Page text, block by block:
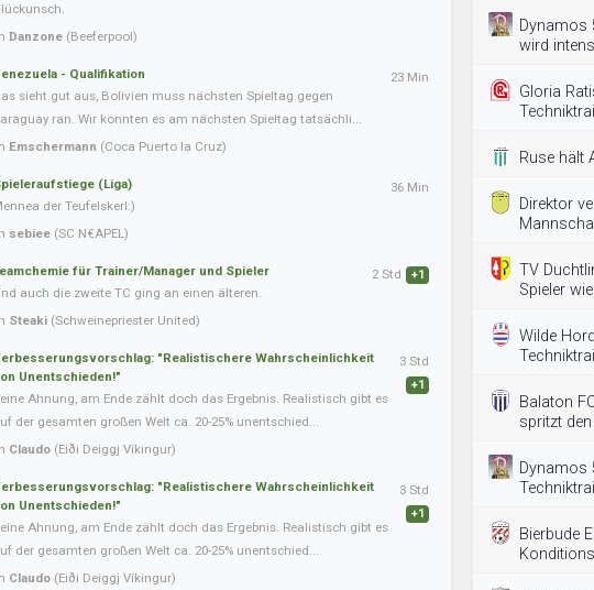
Danzone (Beeferpool)
- Qualifikation
sieht gut aus, Bolivien muss nächsten Spieltag gegen
ran. Wir könnten es am nächsten Spieltag tatsächli...
Emschermann (Coca Puerto la Cruz)
23 Min
(Liga)
der Teufelskerl:)
sebiee (SC N€APEL)
36 Min
für Trainer/Manager und Spieler
auch die zweite TC ging an einen älteren.
Steaki (Schweinepriester United)
2 Std +1
"Realistischere Wahrscheinlichkeit
Unentschieden!"
Ahnung, am Ende zählt doch das Ergebnis. Realistisch gibt es
der gesamten großen Welt ca. 20-25% unentschied...
Claudo (Eiði Deiggj Víkingur)
3 Std
+1
"Realistischere Wahrscheinlichkeit
Unentschieden!"
Ahnung, am Ende zählt doch das Ergebnis. Realistisch gibt es
der gesamten großen Welt ca. 20-25% unentschied...
Claudo (Eiði Deiggj Víkingur)
3 Std
+1
Dynamos
wird
Gloria
Ruse hält
Direktor
TV
Spieler
Wilde
Balaton
spritzt
Dynamos
Bierbude